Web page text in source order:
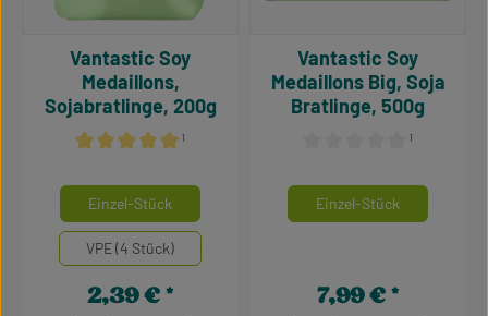
¹
Vantastic Soy
Medaillons,
Sojabratlinge, 200g
Mengeneinheiten auswählen
Einzel-Stück
VPE (4 Stück)
Regulärer Preis:
2,39 €
¹
Vantastic Soy
Medaillons Big, Soja
Bratlinge, 500g
Mengeneinheiten auswählen
Einzel-Stück
Regulärer Preis:
7,99 €